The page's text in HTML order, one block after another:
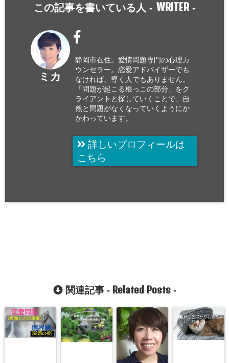
この記事を書いている人 - WRITER-
ミカ
静岡市在住。愛情問題専門の心理カ
ウンセラー。恋愛アドバイザーでも
なければ、導く人でもありません。
「問題が起こる根っこの部分」をク
ライアントと探していくことで、自
然と問題がなくなっていくようにか
かわっています。
詳しいプロフィールは
こちら
関連記事 - Related Posts-